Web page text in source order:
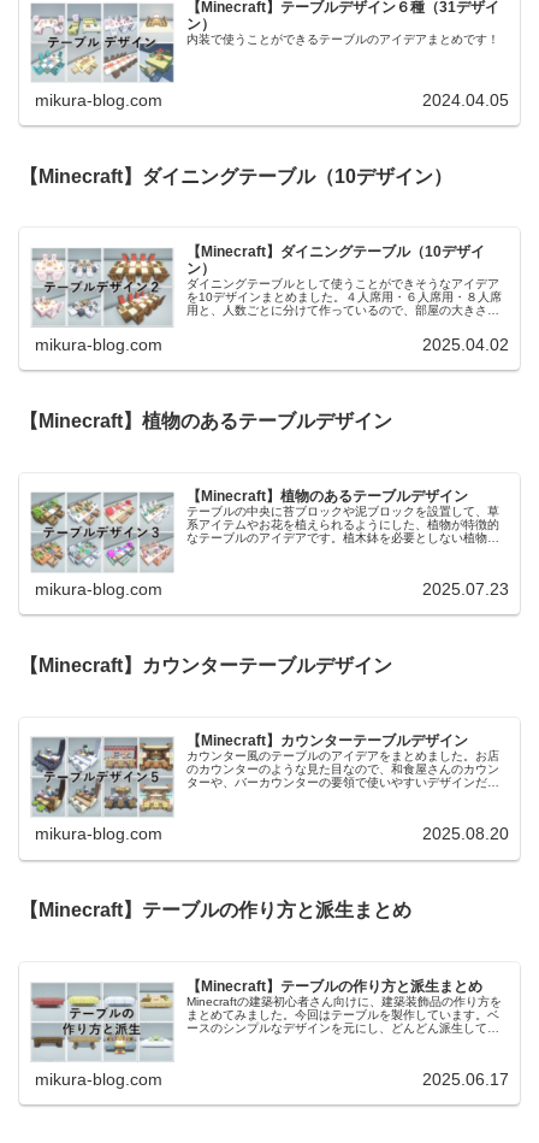
【Minecraft】テーブルデザイン６種（31デザイ
ン）
内装で使うことができるテーブルのアイデアまとめです！
mikura-blog.com 2024.04.05
【Minecraft】ダイニングテーブル（10デザイン）
【Minecraft】ダイニングテーブル（10デザイ
ン）
ダイニングテーブルとして使うことができそうなアイデア
を10デザインまとめました。４人席用・６人席用・８人席
用と、人数ごとに分けて作っているので、部屋の大きさに
mikura-blog.com 2025.04.02
【Minecraft】植物のあるテーブルデザイン
【Minecraft】植物のあるテーブルデザイン
テーブルの中央に苔ブロックや泥ブロックを設置して、草
系アイテムやお花を植えられるようにした、植物が特徴的
なテーブルのアイデアです。植木鉢を必要としない植物を
mikura-blog.com 2025.07.23
【Minecraft】カウンターテーブルデザイン
【Minecraft】カウンターテーブルデザイン
カウンター風のテーブルのアイデアをまとめました。お店
のカウンターのような見た目なので、和食屋さんのカウン
ターや、バーカウンターの要領で使いやすいデザインだと
mikura-blog.com 2025.08.20
【Minecraft】テーブルの作り方と派生まとめ
【Minecraft】テーブルの作り方と派生まとめ
Minecraftの建築初心者さん向けに、建築装飾品の作り方を
まとめてみました。今回はテーブルを製作しています。ベ
ースのシンプルなデザインを元にし、どんどん派生してい
mikura-blog.com 2025.06.17